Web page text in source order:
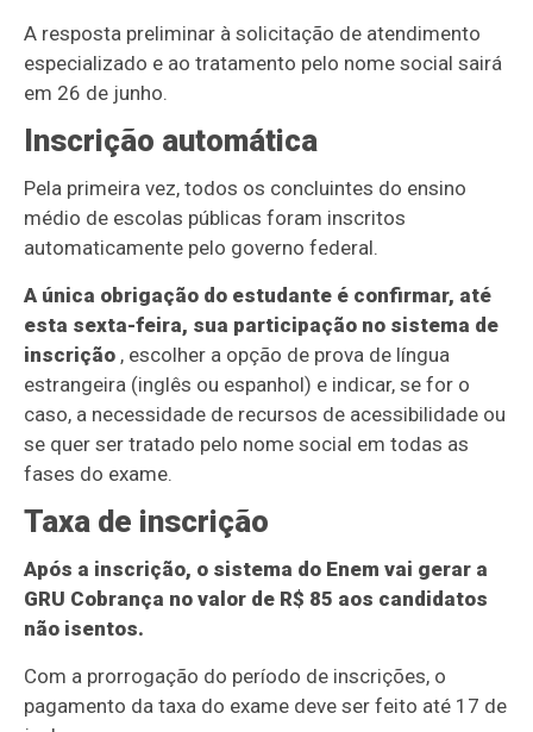
A resposta preliminar à solicitação de atendimento
especializado e ao tratamento pelo nome social sairá
em 26 de junho.
Inscrição automática
Pela primeira vez, todos os concluintes do ensino
médio de escolas públicas foram inscritos
automaticamente pelo governo federal.
A única obrigação do estudante é confirmar, até
esta sexta-feira, sua participação no sistema de
inscrição , escolher a opção de prova de língua
estrangeira (inglês ou espanhol) e indicar, se for o
caso, a necessidade de recursos de acessibilidade ou
se quer ser tratado pelo nome social em todas as
fases do exame.
Taxa de inscrição
Após a inscrição, o sistema do Enem vai gerar a
GRU Cobrança no valor de R$ 85 aos candidatos
não isentos.
Com a prorrogação do período de inscrições, o
pagamento da taxa do exame deve ser feito até 17 de